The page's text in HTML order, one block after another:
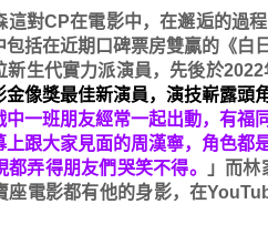
這對CP在電影中，在邂逅的過
括在近期口碑票房雙贏的《白
新生代實力派演員，先後於2022
像獎最佳新演員， 演技嶄露頭
一班朋友經常一起出動，有福
上跟大家見面的周漢寧，角色都
都弄得朋友們哭笑不得。 」而林
座電影都有他的身影，在